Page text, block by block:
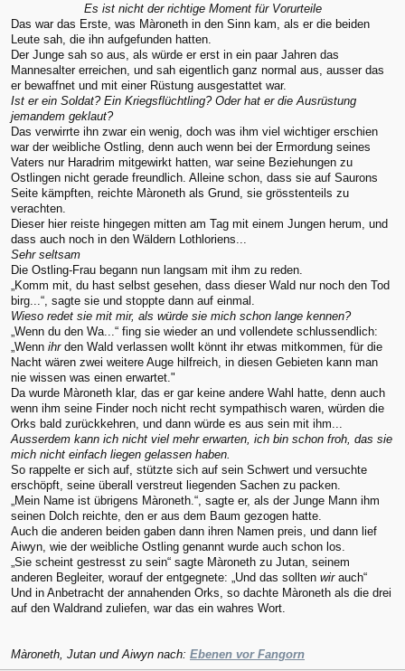
Es ist nicht der richtige Moment für Vorurteile
Das war das Erste, was Màroneth in den Sinn kam, als er die beiden
Leute sah, die ihn aufgefunden hatten.
Der Junge sah so aus, als würde er erst in ein paar Jahren das
Mannesalter erreichen, und sah eigentlich ganz normal aus, ausser das
er bewaffnet und mit einer Rüstung ausgestattet war.
Ist er ein Soldat? Ein Kriegsflüchtling? Oder hat er die Ausrüstung
jemandem geklaut?
Das verwirrte ihn zwar ein wenig, doch was ihm viel wichtiger erschien
war der weibliche Ostling, denn auch wenn bei der Ermordung seines
Vaters nur Haradrim mitgewirkt hatten, war seine Beziehungen zu
Ostlingen nicht gerade freundlich. Alleine schon, dass sie auf Saurons
Seite kämpften, reichte Màroneth als Grund, sie grösstenteils zu
verachten.
Dieser hier reiste hingegen mitten am Tag mit einem Jungen herum, und
dass auch noch in den Wäldern Lothloriens...
Sehr seltsam
Die Ostling-Frau begann nun langsam mit ihm zu reden.
„Komm mit, du hast selbst gesehen, dass dieser Wald nur noch den Tod
birg...“, sagte sie und stoppte dann auf einmal.
Wieso redet sie mit mir, als würde sie mich schon lange kennen?
„Wenn du den Wa...“ fing sie wieder an und vollendete schlussendlich:
„Wenn ihrden Wald verlassen wollt könnt ihr etwas mitkommen, für die
Nacht wären zwei weitere Auge hilfreich, in diesen Gebieten kann man
nie wissen was einen erwartet."
Da wurde Màroneth klar, das er gar keine andere Wahl hatte, denn auch
wenn ihm seine Finder noch nicht recht sympathisch waren, würden die
Orks bald zurückkehren, und dann würde es aus sein mit ihm...
Ausserdem kann ich nicht viel mehr erwarten, ich bin schon froh, das sie
mich nicht einfach liegen gelassen haben.
So rappelte er sich auf, stützte sich auf sein Schwert und versuchte
erschöpft, seine überall verstreut liegenden Sachen zu packen.
„Mein Name ist übrigens Màroneth.“, sagte er, als der Junge Mann ihm
seinen Dolch reichte, den er aus dem Baum gezogen hatte.
Auch die anderen beiden gaben dann ihren Namen preis, und dann lief
Aiwyn, wie der weibliche Ostling genannt wurde auch schon los.
„Sie scheint gestresst zu sein“ sagte Màroneth zu Jutan, seinem
anderen Begleiter, worauf der entgegnete: „Und das sollten wirauch“
Und in Anbetracht der annahenden Orks, so dachte Màroneth als die drei
auf den Waldrand zuliefen, war das ein wahres Wort.
Màroneth, Jutan und Aiwyn nach: Ebenen vor Fangorn